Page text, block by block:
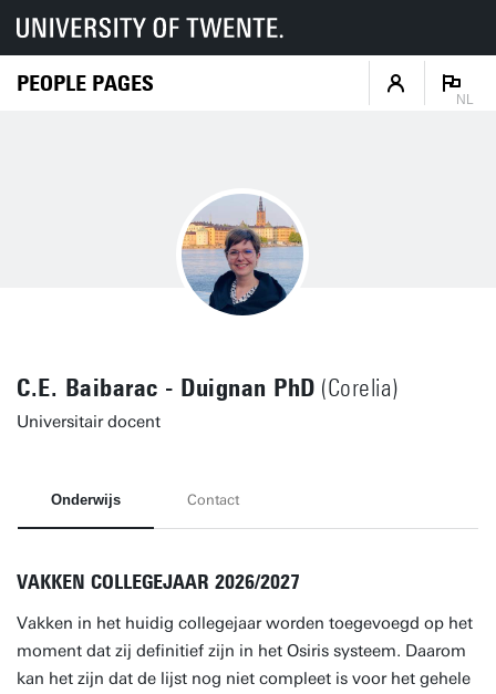
PEOPLE PAGES
NL
C.E. Baibarac - Duignan PhD (Corelia)
Universitair docent
Onderwijs Contact
VAKKEN COLLEGEJAAR 2026/2027
Vakken in het huidig collegejaar worden toegevoegd op het
moment dat zij definitief zijn in het Osiris systeem. Daarom
kan het zijn dat de lijst nog niet compleet is voor het gehele